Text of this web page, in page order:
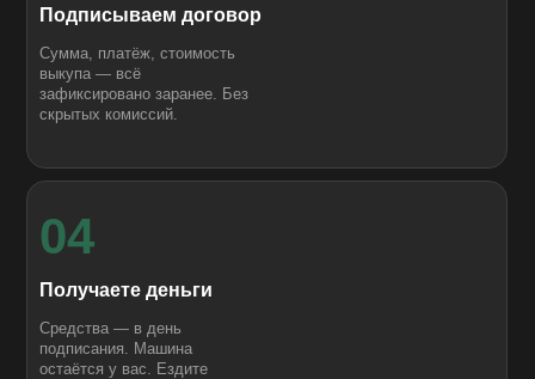
Подписываем договор
Сумма, платёж, стоимость
выкупа — всё
зафиксировано заранее. Без
скрытых комиссий.
04
Получаете деньги
Средства — в день
подписания. Машина
остаётся у вас. Ездите